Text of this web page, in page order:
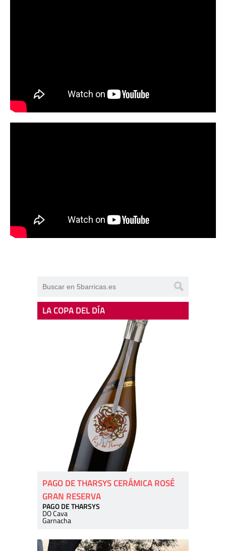
LA COPA DEL DÍA
PAGO DE THARSYS CERÁMICA ROSÉ
GRAN RESERVA
PAGO DE THARSYS
DO Cava
Garnacha